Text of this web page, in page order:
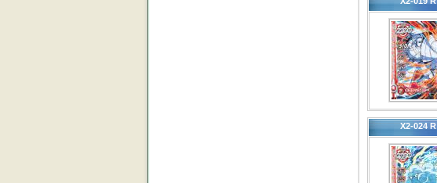
X2-024 R